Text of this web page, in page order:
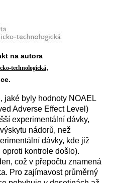
na autora
technologická,
jaké byly hodnoty NOAEL
Adverse Effect Level)
experimentální dávky,
nádorů, než
dávky, kde již
kontrole došlo).
což v přepočtu znamená
Pro zajímavost průměrný